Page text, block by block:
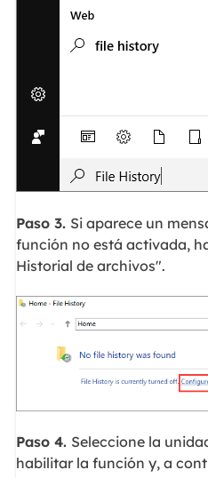
Paso 3. Si aparece un
función no está activada,
Historial de archivos".
Paso 4. Seleccione la
habilitar la función y, a